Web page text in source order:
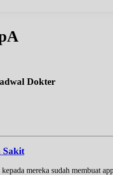
Dokter
Sakit
mereka sudah membuat